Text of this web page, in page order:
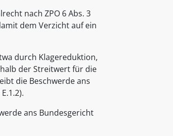
nach ZPO 6 Abs. 3
dem Verzicht auf ein
durch Klagereduktion,
der Streitwert für die
die Beschwerde ans
ans Bundesgericht